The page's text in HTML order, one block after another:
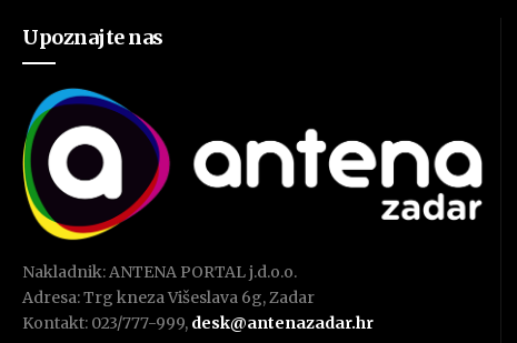
Upoznajte nas
Nakladnik: ANTENA PORTAL j.d.o.o.
Adresa: Trg kneza Višeslava 6g, Zadar
Kontakt: 023/777-999, desk@antenazadar.hr